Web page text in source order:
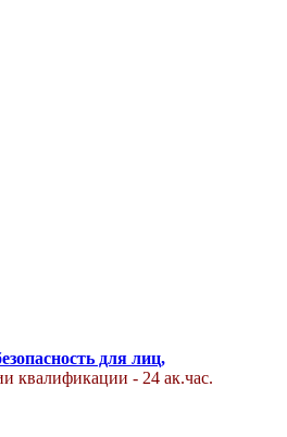
для лиц,
квалификации - 24 ак.час.